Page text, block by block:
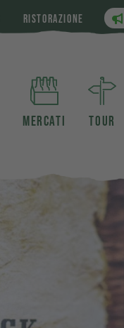
RISTORAZIONE
MERCATI TOUR